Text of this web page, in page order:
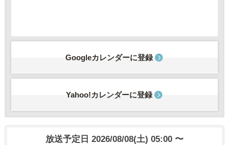
Googleカレンダーに登録
Yahoo!カレンダーに登録
放送予定日 2026/08/08(土) 05:00 〜